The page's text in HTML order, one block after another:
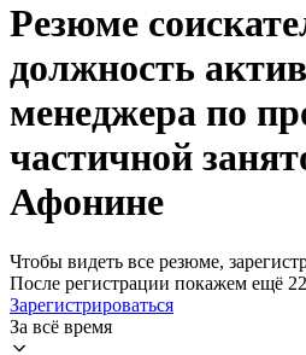
Резюме
должность
менеджера по
частичной
Афонине
Чтобы видеть все резюме,
После регистрации покажем ещё
Зарегистрироваться
За всё время